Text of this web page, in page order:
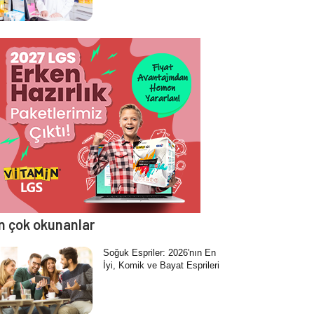
çok okunanlar
Soğuk Espriler: 2026'nın En
İyi, Komik ve Bayat Esprileri